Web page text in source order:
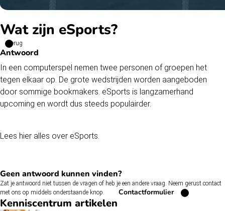
Wat zijn eSports?
Terug
Antwoord
In een computerspel nemen twee personen of groepen het
tegen elkaar op. De grote wedstrijden worden aangeboden
door sommige bookmakers. eSports is langzamerhand
upcoming en wordt dus steeds populairder.
Lees hier alles over eSports.
Geen antwoord kunnen vinden?
Zat je antwoord niet tussen de vragen of heb je een andere vraag. Neem gerust contact
met ons op middels onderstaande knop.
Contactformulier
Kenniscentrum artikelen